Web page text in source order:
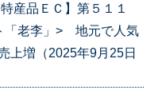
産品ＥＣ】第５１１
「老李」> 地元で人気
上増（2025年9月25日